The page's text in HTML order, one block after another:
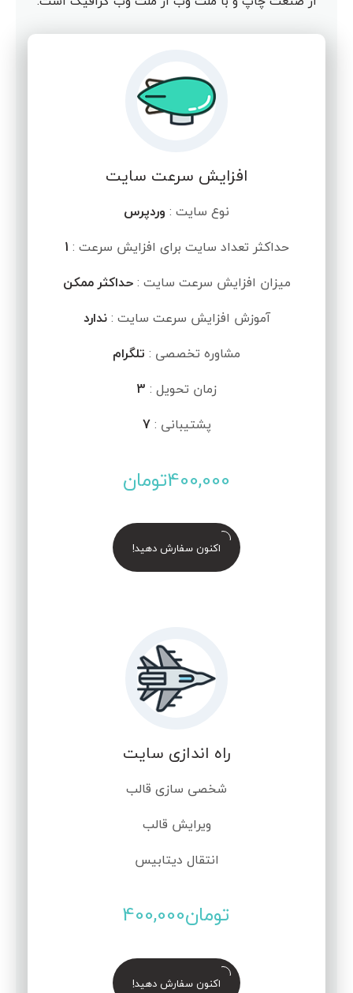
افزایش سرعت سایت
نوع سایت : وردپرس
حداکثر تعداد سایت برای افزایش سرعت : 1
میزان افزایش سرعت سایت :حداکثر ممکن
آموزش افزایش سرعت سایت :ندارد
مشاوره تخصصی : تلگرام
زمان تحویل : 3
پشتیبانی :7
400,000تومان
اکنون سفارش دهید!
راه اندازی سایت
شخصی سازی قالب
ویرایش قالب
انتقال دیتابیس
تومان400,000
اکنون سفارش دهید!